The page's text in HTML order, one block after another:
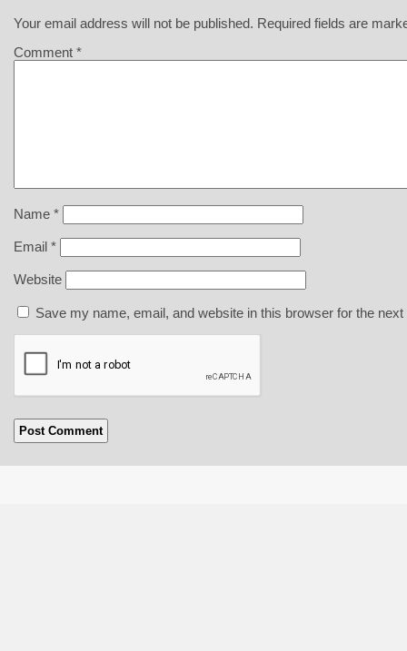
Your email address will not be published. Required fields are
Comment *
Name *
Email *
Website
Save my name, email, and website in this browser for the